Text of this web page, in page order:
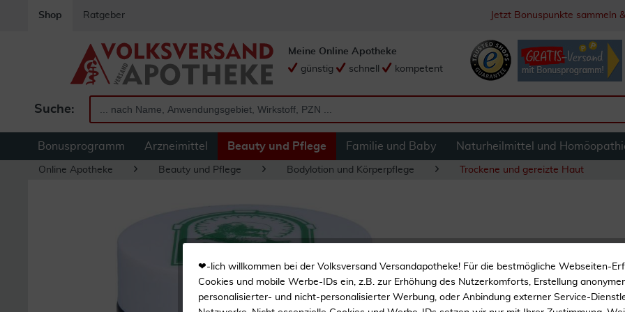
Shop Ratgeber Jetzt Bonuspunkte sammeln
Suche:
Meine Online Apotheke
günstig
schnell kompetent
Bonusprogramm Arzneimittel Beauty und Pflege Familie und Baby Naturheilmittel und
Online Apotheke Beauty und Pflege Bodylotion und Körperpflege Trockene und gereizte Haut
Zur Hautpflege
❤-lich willkommen bei der Volksversand Versandapotheke! Für die bestmögliche Webseiten-
Cookies und mobile Werbe-IDs ein, z.B. zur Erhöhung des Nutzerkomforts, Erstellung
personalisierter- und nicht-personalisierter Werbung, oder Anbindung externer Service-